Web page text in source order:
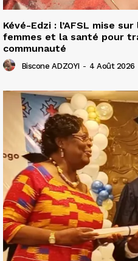
Kévé-Edzi : l’AFSL mise
femmes et la santé pour
communauté
Biscone ADZOYI - 4 Août 2026